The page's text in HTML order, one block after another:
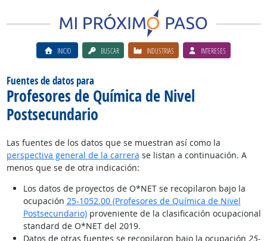
INICIO BUSCAR INDUSTRIAS INTERESES
Fuentes de datos para
Profesores de Química de Nivel
Postsecundario
Las fuentes de los datos que se muestran así como la
perspectiva general de la carrera se listan a continuación. A
menos que se de otra indicación:
Los datos de proyectos de O*NET se recopilaron bajo la
ocupación 25-1052.00 (Profesores de Química de Nivel
Postsecundario)proveniente de la clasificación ocupacional
standard de O*NET del 2019.
Datos de otras fuentes se recopilaron bajo la ocupación 25-